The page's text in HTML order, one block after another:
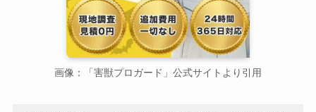
画像：「害獣プロガード」公式サイトより引用